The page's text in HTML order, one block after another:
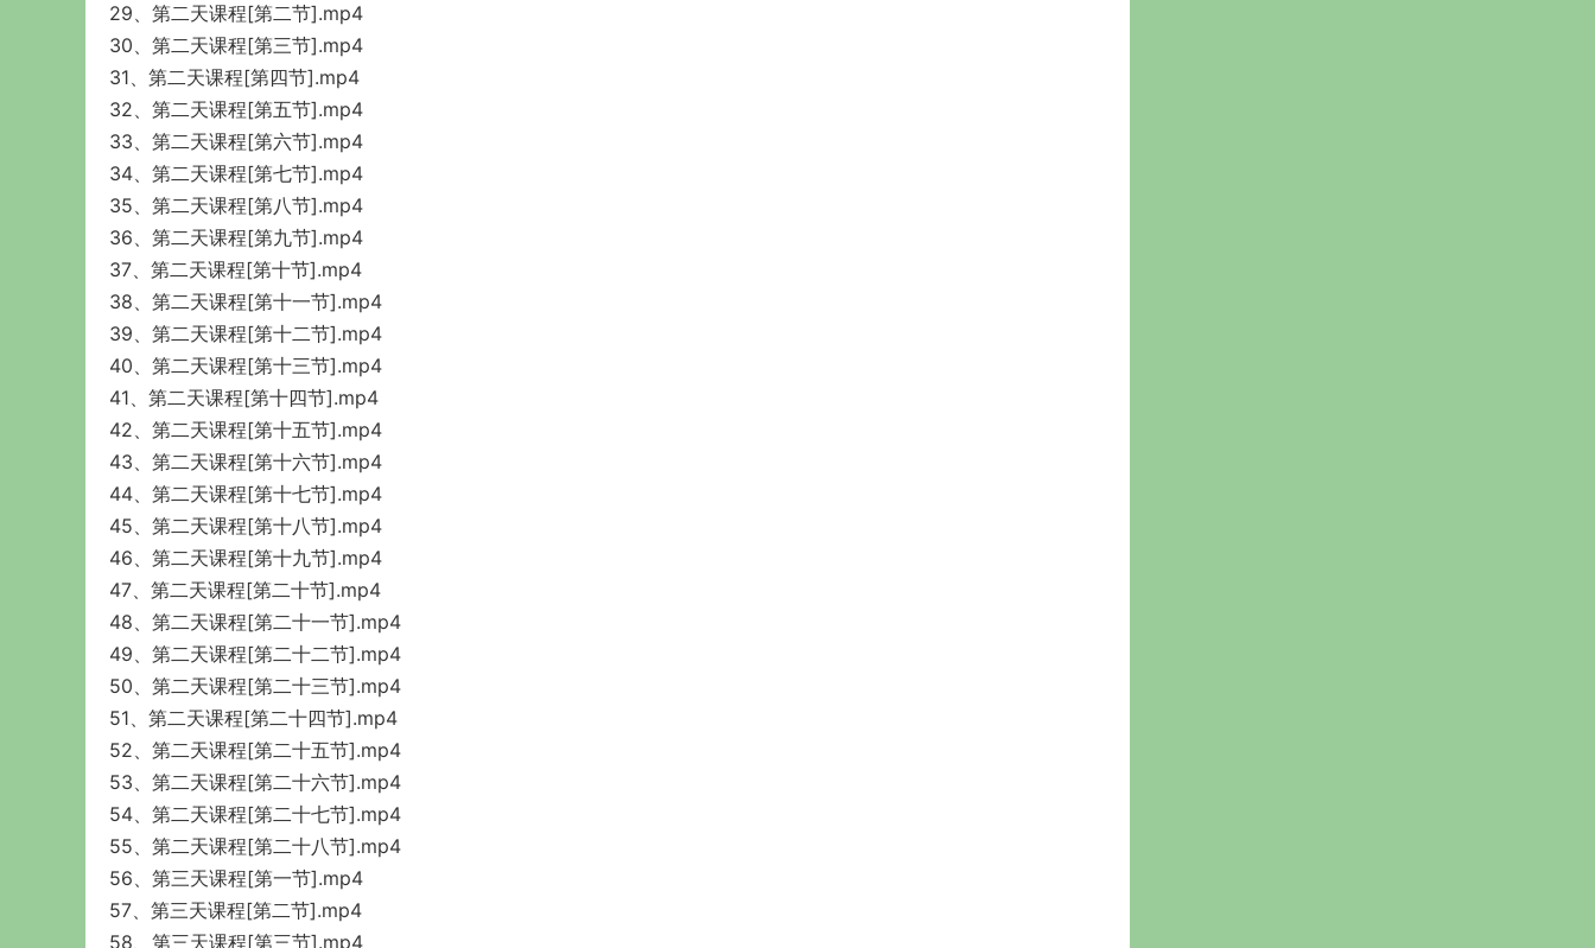
29、第二天课程[第二节].mp4
30、第二天课程[第三节].mp4
31、第二天课程[第四节].mp4
32、第二天课程[第五节].mp4
33、第二天课程[第六节].mp4
34、第二天课程[第七节].mp4
35、第二天课程[第八节].mp4
36、第二天课程[第九节].mp4
37、第二天课程[第十节].mp4
38、第二天课程[第十一节].mp4
39、第二天课程[第十二节].mp4
40、第二天课程[第十三节].mp4
41、第二天课程[第十四节].mp4
42、第二天课程[第十五节].mp4
43、第二天课程[第十六节].mp4
44、第二天课程[第十七节].mp4
45、第二天课程[第十八节].mp4
46、第二天课程[第十九节].mp4
47、第二天课程[第二十节].mp4
48、第二天课程[第二十一节].mp4
49、第二天课程[第二十二节].mp4
50、第二天课程[第二十三节].mp4
51、第二天课程[第二十四节].mp4
52、第二天课程[第二十五节].mp4
53、第二天课程[第二十六节].mp4
54、第二天课程[第二十七节].mp4
55、第二天课程[第二十八节].mp4
56、第三天课程[第一节].mp4
57、第三天课程[第二节].mp4
58、第三天课程[第三节].mp4